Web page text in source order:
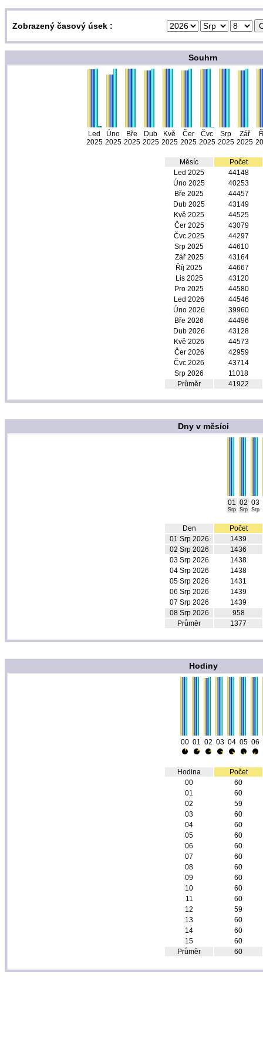
Zobrazený časový úsek :
Souhrn
Led
2025
Úno
2025
Bře
2025
Dub
2025
Kvě
2025
Čer
2025
Čvc
2025
Srp
2025
Zář
2025
Měsíc
Počet
Led 2025
44148
Úno 2025
40253
Bře 2025
44457
Dub 2025
43149
Kvě 2025
44525
Čer 2025
43079
Čvc 2025
44297
Srp 2025
44610
Zář 2025
43164
Říj 2025
44667
Lis 2025
43120
Pro 2025
44580
Led 2026
44546
Úno 2026
39960
Bře 2026
44496
Dub 2026
43128
Kvě 2026
44573
Čer 2026
42959
Čvc 2026
43714
Srp 2026
11018
Průměr
41922
Dny v měsíci
01
Srp
02
Srp
03
Srp
Den
Počet
01 Srp 2026
1439
02 Srp 2026
1436
03 Srp 2026
1438
04 Srp 2026
1438
05 Srp 2026
1431
06 Srp 2026
1439
07 Srp 2026
1439
08 Srp 2026
958
Průměr
1377
Hodiny
00 01 02 03 04 05 06
Hodina
Počet
00
60
01
60
02
59
03
60
04
60
05
60
06
60
07
60
08
60
09
60
10
60
11
60
12
59
13
60
14
60
15
60
Průměr
60